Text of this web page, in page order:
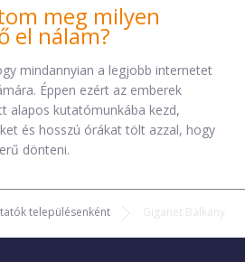
meg milyen
el nálam?
mindannyian a legjobb internetet
Éppen ezért az emberek
alapos kutatómunkába kezd,
és hosszú órákat tölt azzal, hogy
dönteni.
településenként Giganet Balkány